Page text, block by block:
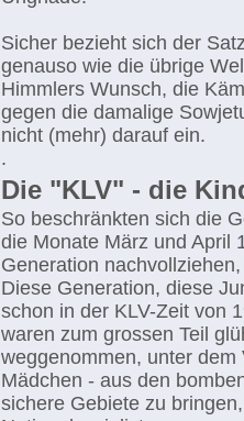
Sicher bezieht sich der
genauso wie die übrige
Himmlers Wunsch, die
gegen die damalige
nicht (mehr) darauf ein.
.
Die "KLV" - die
So beschränkten sich die
die Monate März und April
Generation
Diese Generation, diese
schon in der KLV-Zeit von
waren zum grossen Teil
weggenommen, unter
Mädchen - aus den
sichere Gebiete zu